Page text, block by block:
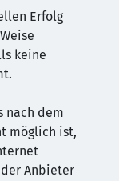
Erfolg
keine
nach dem
möglich ist,
Anbieter